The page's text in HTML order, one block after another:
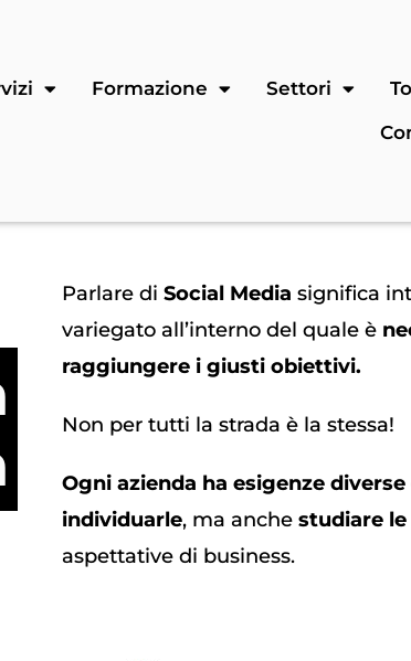
Formazione Settori
Parlare di Social Media significa
variegato all’interno del quale è
raggiungere i giusti obiettivi.
Non per tutti la strada è la stessa!
Ogni azienda ha esigenze
individuarle, ma anche studiare
aspettative di business.